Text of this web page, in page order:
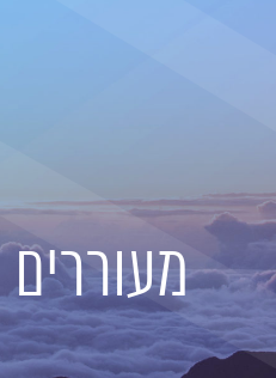
מעוררים